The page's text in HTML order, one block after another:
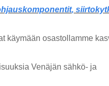
,
käymään osastollamme
Venäjän sähkö- ja